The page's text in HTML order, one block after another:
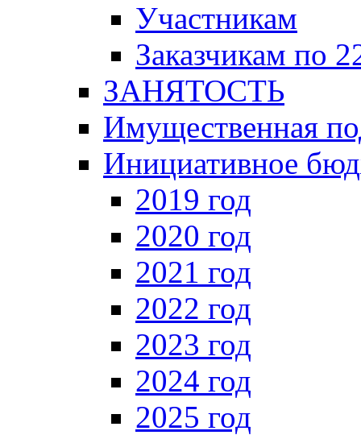
Участникам
Заказчикам по
ЗАНЯТОСТЬ
Имущественная
Инициативное
2019 год
2020 год
2021 год
2022 год
2023 год
2024 год
2025 год